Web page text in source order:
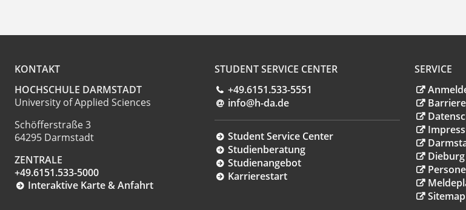
KONTAKT
HOCHSCHULE DARMSTADT
University of Applied Sciences
Schöfferstraße 3
64295 Darmstadt
ZENTRALE
+49.6151.533-5000
Interaktive Karte & Anfahrt
STUDENT SERVICE CENTER
+49.6151.533-5551
info@h-da.de
Student Service Center
Studienberatung
Studienangebot
Karrierestart
SERVICE
Dieburg
Sitemap